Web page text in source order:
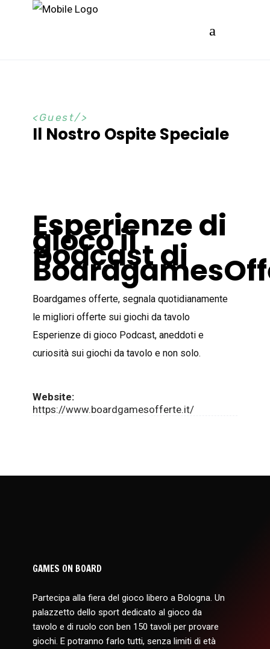
Guest
Il Nostro Ospite Speciale
Esperienze di
gioco il
podcast di
Boardgames offerte, segnala quotidianamente
le migliori offerte sui giochi da tavolo
Esperienze di gioco Podcast, aneddoti e
curiosità sui giochi da tavolo e non solo.
Website:
https://www.boardgamesofferte.it/
GAMES ON BOARD
Partecipa alla fiera del gioco libero a Bologna. Un
palazzetto dello sport dedicato al gioco da
tavolo e di ruolo con ben 150 tavoli per provare
giochi. E potranno farlo tutti, senza limiti di età